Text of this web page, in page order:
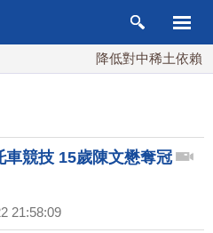
降低對中稀土依賴
車競技 15歲陳文懋奪冠
21:58:09